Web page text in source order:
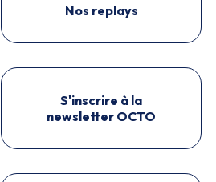
Nos replays
S'inscrire à la
newsletter OCTO